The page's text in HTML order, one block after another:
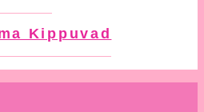
Kippuvad